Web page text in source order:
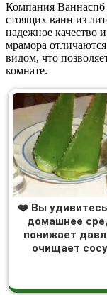
Компания Ваннаспб
стоящих ванн из
надежное качество
мрамора
видом, что
комнате.
❤️ Вы
домашнее
понижает
очищает